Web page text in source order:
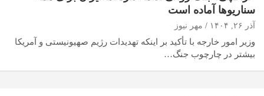
سناریوها آماده است
آذر ۲۶, ۱۴۰۴ مهر نیوز
وزیر امور خارجه با تأکید بر اینکه تهدیدات رژیم صهیونیستی و آمریکا
بیشتر در چارچوب جنگ…